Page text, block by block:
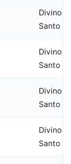
Divino
Santo
Divino
Santo
Divino
Santo
Divino
Santo